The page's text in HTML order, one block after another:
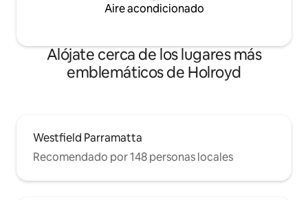
Aire acondicionado
Alójate cerca de los lugares más
emblemáticos de Holroyd
Westfield Parramatta
Recomendado por 148 personas locales